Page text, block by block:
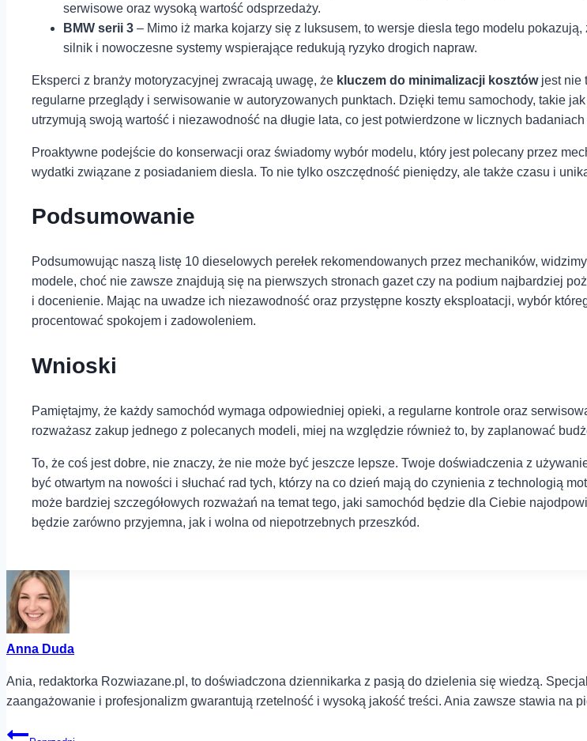
serwisowe oraz wysoką wartość odsprzedaży.
BMW serii⁢ 3 – Mimo ‍iż marka kojarzy się z luksusem, to⁢ wersje diesla tego⁣ modelu
silnik i nowoczesne systemy wspierające redukują ryzyko drogich napraw.
Eksperci z branży motoryzacyjnej ‍zwracają uwagę, że kluczem do minimalizacji kosztówjest⁤ nie
regularne przeglądy⁢ i ⁤serwisowanie ‍w autoryzowanych punktach. ⁢Dzięki temu samochody, takie⁣ jak ‍
utrzymują swoją wartość i niezawodność na długie lata, co jest potwierdzone w licznych⁣
Proaktywne‍ podejście do konserwacji oraz ⁢świadomy wybór modelu, który jest polecany przez
wydatki związane z posiadaniem diesla. To nie tylko ⁢oszczędność pieniędzy, ale⁣ także czasu⁢ i
Podsumowanie
Podsumowując naszą listę 10 dieselowych perełek rekomendowanych przez mechaników,
modele, choć nie zawsze znajdują się na pierwszych stronach gazet ⁤czy na podium najbardziej
i ⁣docenienie. Mając ⁢na uwadze ich niezawodność oraz ⁣przystępne koszty eksploatacji, wybór
procentować spokojem i zadowoleniem.
Wnioski
Pamiętajmy, ⁢że każdy samochód wymaga ⁢odpowiedniej opieki, a ⁢regularne kontrole oraz
rozważasz zakup⁢ jednego z⁣ polecanych modeli, miej na względzie również to, ⁤by zaplanować‍
To, że coś jest dobre, nie znaczy, że nie ⁣może być jeszcze lepsze. Twoje doświadczenia z
być otwartym na ⁤nowości i słuchać rad tych, którzy na co dzień mają do ⁤czynienia z technologią
może bardziej szczegółowych rozważań na temat tego, jaki samochód będzie⁤ dla ⁣Ciebie
będzie zarówno przyjemna, jak i wolna ⁣od niepotrzebnych przeszkód.
Anna Duda
Ania, redaktorka Rozwiazane.pl, to doświadczona dziennikarka z pasją do dzielenia się wiedzą.
zaangażowanie i profesjonalizm gwarantują rzetelność i wysoką jakość treści. Ania zawsze stawia na